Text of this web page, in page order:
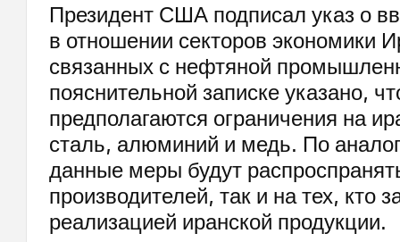
Президент США подписал указ о
в отношении секторов экономики
связанных с нефтяной
пояснительной записке указано,
предполагаются ограничения на
сталь, алюминий и медь. По
данные меры будут
производителей, так и на тех, кто
реализацией иранской продукции.